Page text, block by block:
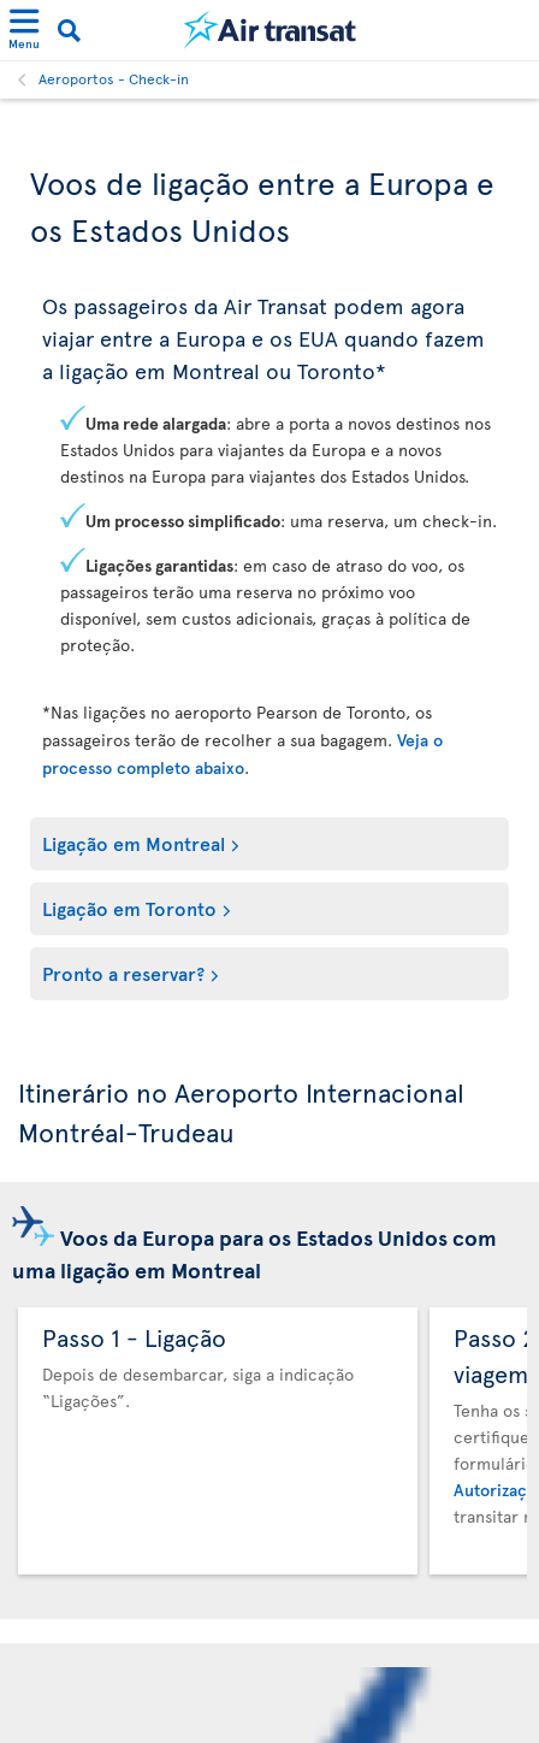
Menu
Aeroportos - Check-in
Voos de ligação entre a Europa e
os Estados Unidos
Os passageiros da Air Transat podem agora
viajar entre a Europa e os EUA quando fazem
a ligação em Montreal ou Toronto*
Uma rede alargada: abre a porta a novos destinos nos
Estados Unidos para viajantes da Europa e a novos
destinos na Europa para viajantes dos Estados Unidos.
Um processo simplificado: uma reserva, um check-in.
Ligações garantidas: em caso de atraso do voo, os
passageiros terão uma reserva no próximo voo
disponível, sem custos adicionais, graças à política de
proteção.
*Nas ligações no aeroporto Pearson de Toronto, os
passageiros terão de recolher a sua bagagem. Veja o
processo completo abaixo.
Ligação em Montreal
Ligação em Toronto
Pronto a reservar?
Itinerário no Aeroporto Internacional
Montréal-Trudeau
Voos da Europa para os Estados Unidos com
uma ligação em Montreal
Passo 1 - Ligação
Depois de desembarcar, siga a indicação
“Ligações”.
Passo
viagem
Tenha os
certifique-
transitar